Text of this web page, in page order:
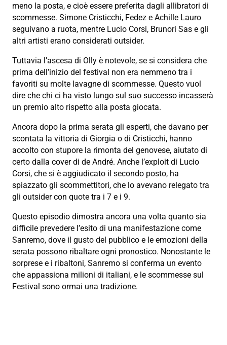
meno la posta, e cioè essere preferita dagli allibratori di
scommesse. Simone Cristicchi, Fedez e Achille Lauro
seguivano a ruota, mentre Lucio Corsi, Brunori Sas e gli
altri artisti erano considerati outsider.
Tuttavia l’ascesa di Olly è notevole, se si considera che
prima dell’inizio del festival non era nemmeno tra i
favoriti su molte lavagne di scommesse. Questo vuol
dire che chi ci ha visto lungo sul suo successo incasserà
un premio alto rispetto alla posta giocata.
Ancora dopo la prima serata gli esperti, che davano per
scontata la vittoria di Giorgia o di Cristicchi, hanno
accolto con stupore la rimonta del genovese, aiutato di
certo dalla cover di de André. Anche l’exploit di Lucio
Corsi, che si è aggiudicato il secondo posto, ha
spiazzato gli scommettitori, che lo avevano relegato tra
gli outsider con quote tra i 7 e i 9.
Questo episodio dimostra ancora una volta quanto sia
difficile prevedere l’esito di una manifestazione come
Sanremo, dove il gusto del pubblico e le emozioni della
serata possono ribaltare ogni pronostico. Nonostante le
sorprese e i ribaltoni, Sanremo si conferma un evento
che appassiona milioni di italiani, e le scommesse sul
Festival sono ormai una tradizione.